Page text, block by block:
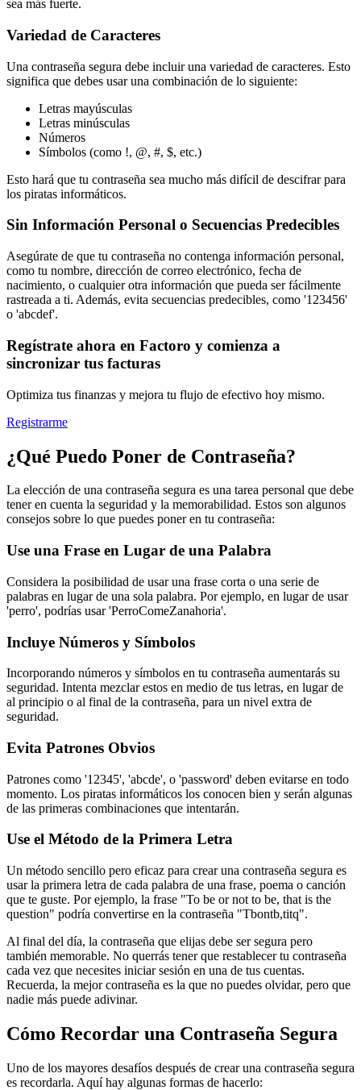
sea más fuerte.
Variedad de Caracteres
Una contraseña segura debe incluir una variedad de caracteres. Esto
significa que debes usar una combinación de lo siguiente:
Letras mayúsculas
Letras minúsculas
Números
Símbolos (como !, @, #, $, etc.)
Esto hará que tu contraseña sea mucho más difícil de descifrar para
los piratas informáticos.
Sin Información Personal o Secuencias Predecibles
Asegúrate de que tu contraseña no contenga información personal,
como tu nombre, dirección de correo electrónico, fecha de
nacimiento, o cualquier otra información que pueda ser fácilmente
rastreada a ti. Además, evita secuencias predecibles, como '123456'
o 'abcdef'.
Regístrate ahora en Factoro y comienza a
sincronizar tus facturas
Optimiza tus finanzas y mejora tu flujo de efectivo hoy mismo.
Registrarme
¿Qué Puedo Poner de Contraseña?
La elección de una contraseña segura es una tarea personal que debe
tener en cuenta la seguridad y la memorabilidad. Estos son algunos
consejos sobre lo que puedes poner en tu contraseña:
Use una Frase en Lugar de una Palabra
Considera la posibilidad de usar una frase corta o una serie de
palabras en lugar de una sola palabra. Por ejemplo, en lugar de usar
'perro', podrías usar 'PerroComeZanahoria'.
Incluye Números y Símbolos
Incorporando números y símbolos en tu contraseña aumentarás su
seguridad. Intenta mezclar estos en medio de tus letras, en lugar de
al principio o al final de la contraseña, para un nivel extra de
seguridad.
Evita Patrones Obvios
Patrones como '12345', 'abcde', o 'password' deben evitarse en todo
momento. Los piratas informáticos los conocen bien y serán algunas
de las primeras combinaciones que intentarán.
Use el Método de la Primera Letra
Un método sencillo pero eficaz para crear una contraseña segura es
usar la primera letra de cada palabra de una frase, poema o canción
que te guste. Por ejemplo, la frase "To be or not to be, that is the
question" podría convertirse en la contraseña "Tbontb,titq".
Al final del día, la contraseña que elijas debe ser segura pero
también memorable. No querrás tener que restablecer tu contraseña
cada vez que necesites iniciar sesión en una de tus cuentas.
Recuerda, la mejor contraseña es la que no puedes olvidar, pero que
nadie más puede adivinar.
Cómo Recordar una Contraseña Segura
Uno de los mayores desafíos después de crear una contraseña segura
es recordarla. Aquí hay algunas formas de hacerlo: